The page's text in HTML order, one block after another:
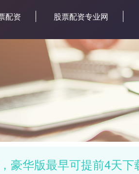
配资 股票配资专业网
豪华版最早可提前4天下